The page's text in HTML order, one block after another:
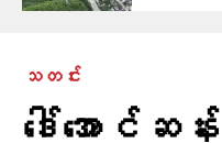
သတင်း